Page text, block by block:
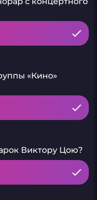
«Кино»
Виктору Цою?